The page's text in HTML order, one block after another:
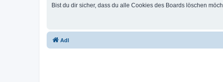
Bist du dir sicher, dass du alle Cookies des Boards löschen
AdI